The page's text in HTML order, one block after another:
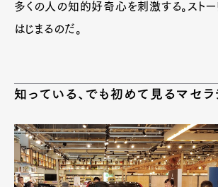
多くの人の知的好奇心を刺激する。スト
はじまるのだ。
知っている、でも初めて見るマセラ